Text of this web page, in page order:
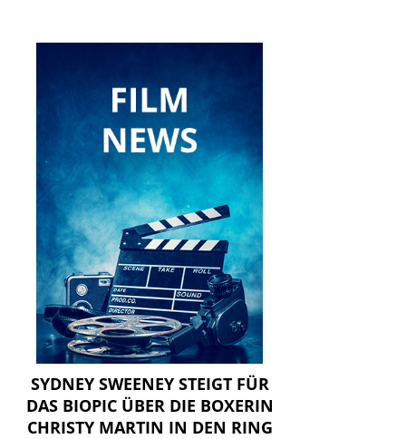
SYDNEY SWEENEY STEIGT FÜR
DAS BIOPIC ÜBER DIE BOXERIN
CHRISTY MARTIN IN DEN RING